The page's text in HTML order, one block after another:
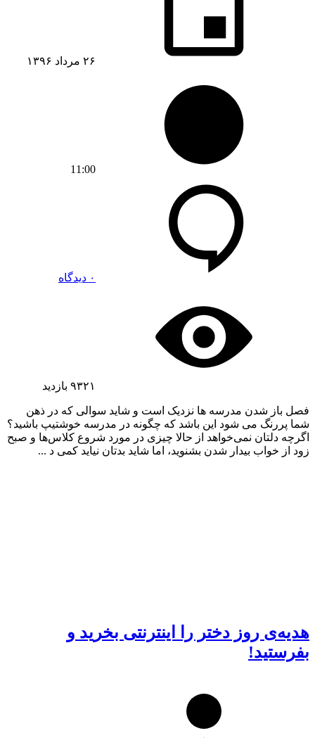
۲۶ مرداد ۱۳۹۶
11:00
۰ دیدگاه
۹۳۲۱ بازدید
فصل باز شدن مدرسه ها نزدیک است و شاید سوالی که در ذهن
شما پررنگ می شود این باشد که چگونه در مدرسه خوشتیپ باشید؟
اگرچه دلتان نمی‌خواهد از حالا چیزی در مورد شروع کلاس‌ها و صبح
زود از خواب بیدار شدن بشنوید، اما شاید بدتان نیاید کمی د ...
هدیه‌ی روز دختر را اینترنتی بخرید و
بفرستید!